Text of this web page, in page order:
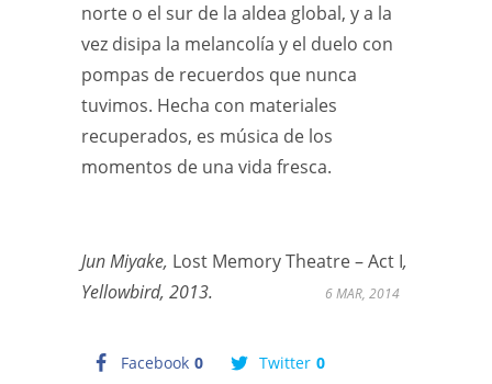
norte o el sur de la aldea global, y a la
vez disipa la melancolía y el duelo con
pompas de recuerdos que nunca
tuvimos. Hecha con materiales
recuperados, es música de los
momentos de una vida fresca.
Jun Miyake, Lost Memory Theatre – Act I,
Yellowbird, 2013.
Facebook 0 Twitter 0
6 MAR, 2014